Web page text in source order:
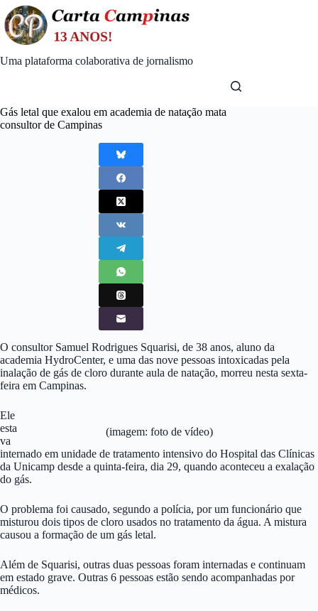
Skip
to
content
Uma plataforma colaborativa de jornalismo
Gás letal que exalou em academia de natação mata
consultor de Campinas
O consultor Samuel Rodrigues Squarisi, de 38 anos, aluno da
academia HydroCenter, e uma das nove pessoas intoxicadas pela
inalação de gás de cloro durante aula de natação, morreu nesta sexta-
feira em Campinas.
(imagem: foto de vídeo)
Ele
esta
va
internado em unidade de tratamento intensivo do Hospital das Clínicas
da Unicamp desde a quinta-feira, dia 29, quando aconteceu a exalação
do gás.
O problema foi causado, segundo a polícia, por um funcionário que
misturou dois tipos de cloro usados no tratamento da água. A mistura
causou a formação de um gás letal.
Além de Squarisi, outras duas pessoas foram internadas e continuam
em estado grave. Outras 6 pessoas estão sendo acompanhadas por
médicos.